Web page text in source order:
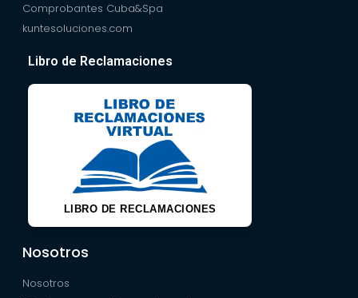
Comprobantes Cuba&Spa
kuntesoluciones.com
Libro de Reclamaciones
LIBRO DE RECLAMACIONES
Nosotros
Nosotros